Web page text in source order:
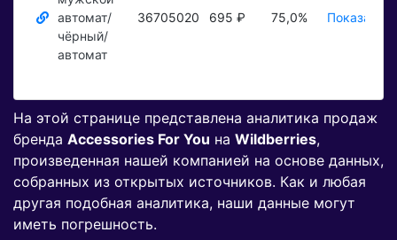
автомат/
чёрный/
автомат
36705020 695 ₽ 75,0% Показать ₽
На этой странице представлена аналитика продаж
бренда Accessories For You на Wildberries,
произведенная нашей компанией на основе данных,
собранных из открытых источников. Как и любая
другая подобная аналитика, наши данные могут
иметь погрешность.